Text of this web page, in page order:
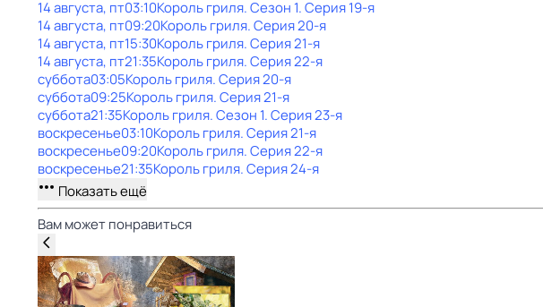
14 августа, пт03:10Король гриля. Сезон 1. Серия 19-я
14 августа, пт09:20Король гриля. Серия 20-я
14 августа, пт15:30Король гриля. Серия 21-я
14 августа, пт21:35Король гриля. Серия 22-я
суббота03:05Король гриля. Серия 20-я
суббота09:25Король гриля. Серия 21-я
суббота21:35Король гриля. Сезон 1. Серия 23-я
воскресенье03:10Король гриля. Серия 21-я
воскресенье09:20Король гриля. Серия 22-я
воскресенье21:35Король гриля. Серия 24-я
Показать ещё
Вам может понравиться